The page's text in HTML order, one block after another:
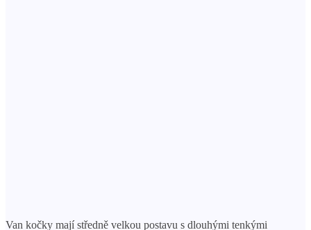
Van kočky mají středně velkou postavu s dlouhými tenkými